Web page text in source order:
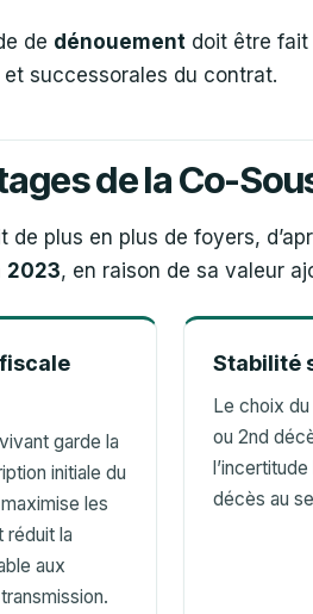
de dénouement doit être fait
successorales du contrat.
de la Co-
de plus en plus de foyers,
2023, en raison de sa valeur
garde la
initiale du
les
réduit la
aux
Stabilité
Le choix
ou 2nd
l’incertitude
décès au